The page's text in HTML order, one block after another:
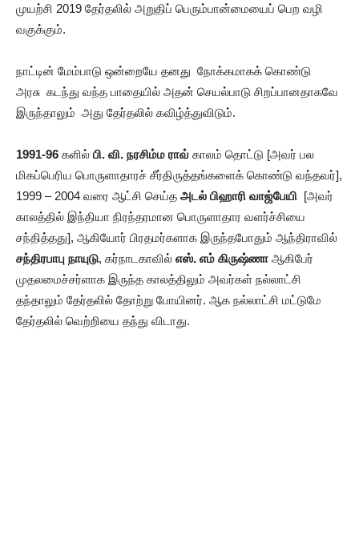
முயற்சி 2019 தேர்தலில் அறுதிப் பெரும்பான்மையைப் பெற வழி
வகுக்கும்.
நாட்டின் மேம்பாடு ஒன்றையே தனது நோக்கமாகக் கொண்டு
அரசு கடந்து வந்த பாதையில் அதன் செயல்பாடு சிறப்பானதாகவே
இருந்தாலும் அது தேர்தலில் கவிழ்த்துவிடும்.
1991-96 களில் பி. வி. நரசிம்ம ராவ் காலம் தொட்டு [அவர் பல
மிகப்பெரிய பொருளாதாரச் சீர்திருத்தங்களைக் கொண்டு வந்தவர்],
1999 – 2004 வரை ஆட்சி செய்த அடல் பிஹாரி வாஜ்பேயி [அவர்
காலத்தில் இந்தியா நிரந்தரமான பொருளாதார வளர்ச்சியை
சந்தித்தது], ஆகியோர் பிரதமர்களாக இருந்தபோதும் ஆந்திராவில்
சந்திரபாபு நாயுடு, கர்நாடகாவில் எஸ். எம் கிருஷ்ணா ஆகிபேர்
முதலமைச்சர்ளாக இருந்த காலத்திலும் அவர்கள் நல்லாட்சி
தந்தாலும் தேர்தலில் தோற்று போயினர். ஆக நல்லாட்சி மட்டுமே
தேர்தலில் வெற்றியை தந்து விடாது.